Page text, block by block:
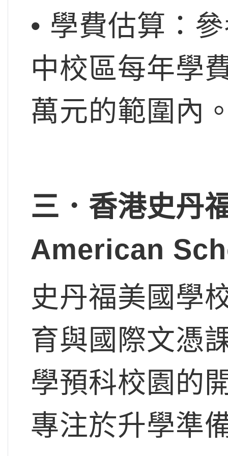
• 學費估算：
中校區每年學
萬元的範圍內
三．香港史丹
American
史丹福美國學
育與國際文憑
學預科校園的
專注於升學準